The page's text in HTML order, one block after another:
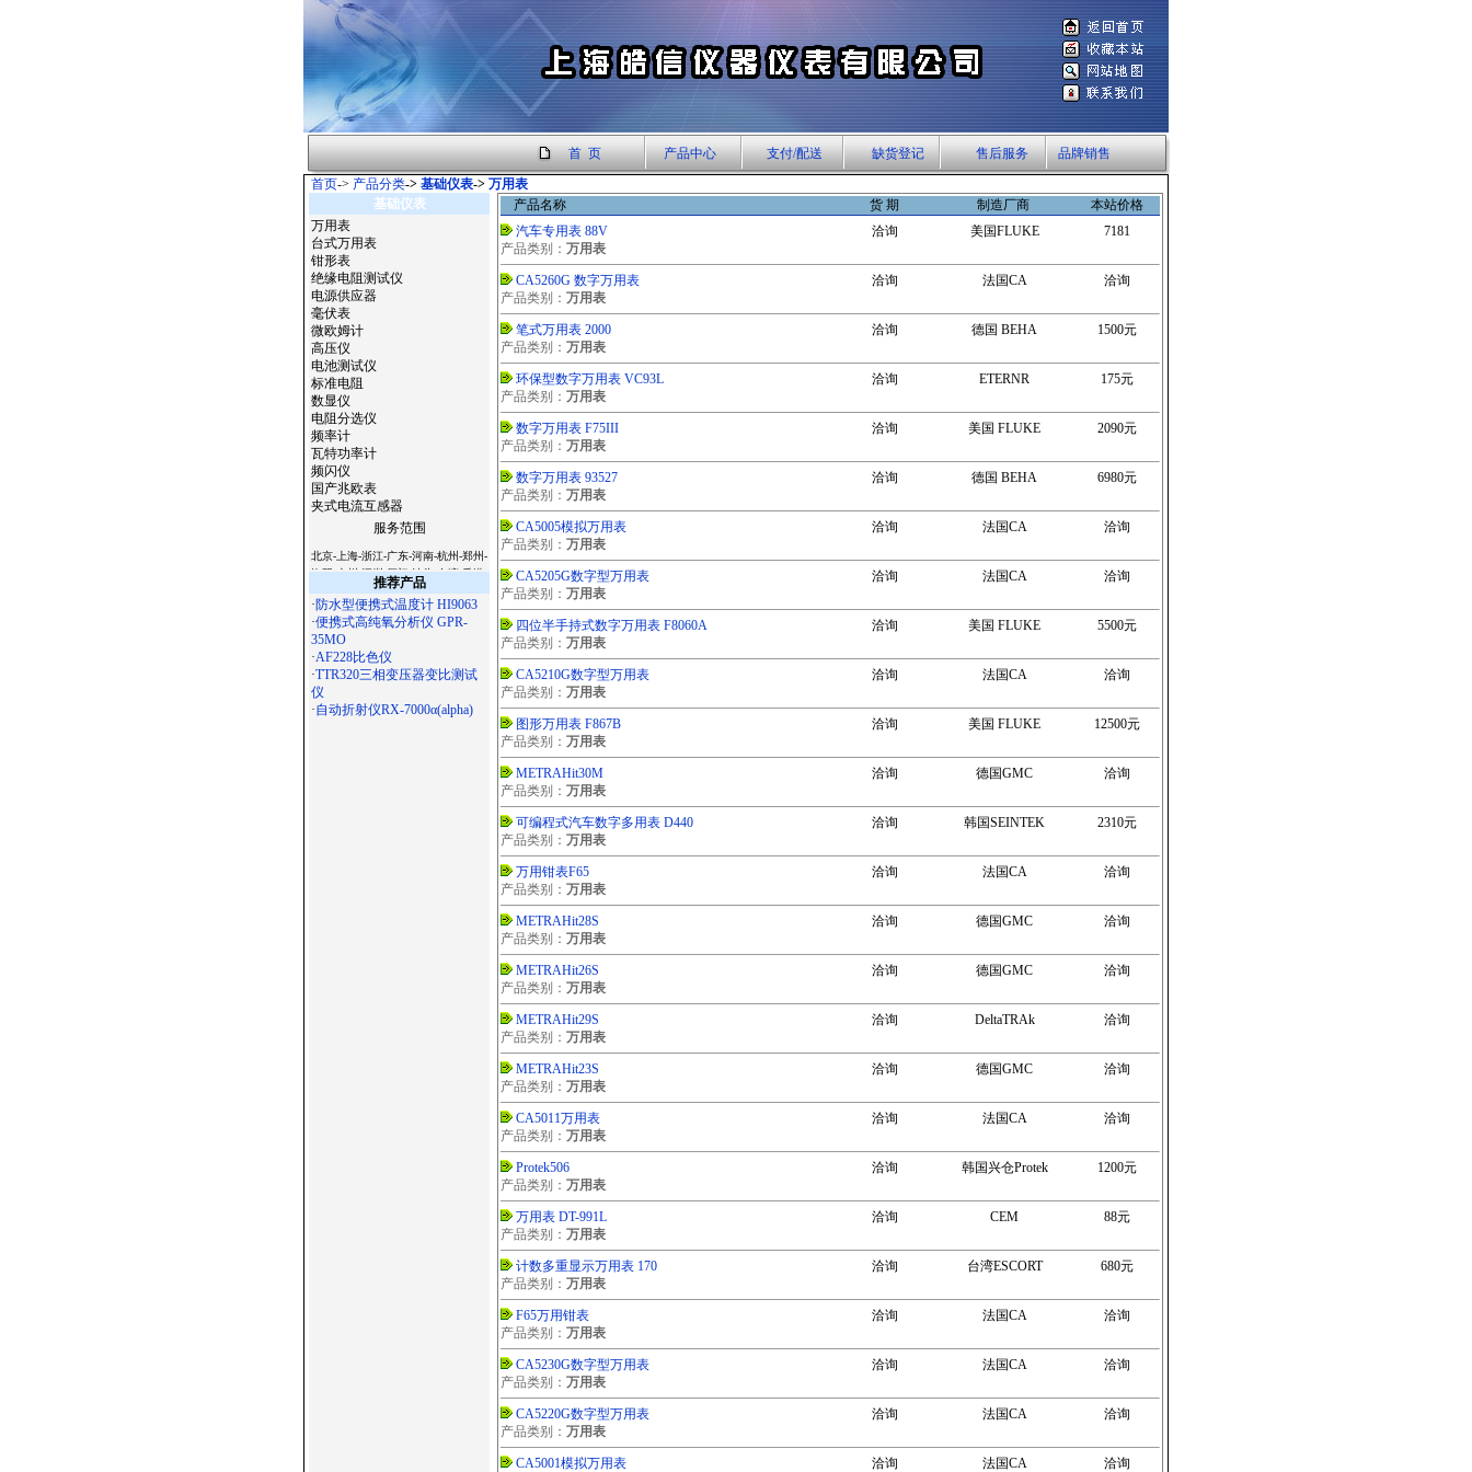
首 页 产品中心 支付/配送 缺货登记 售后服务
品牌销售
首页-> 产品分类-> 基础仪表-> 万用表
基础仪表
万用表
台式万用表
钳形表
绝缘电阻测试仪
电源供应器
毫伏表
微欧姆计
高压仪
电池测试仪
标准电阻
数显仪
电阻分选仪
频率计
瓦特功率计
频闪仪
国产兆欧表
夹式电流互感器
服务范围
北京-上海-浙江-广东-河南-杭州-郑州-
洛阳-广州-深圳-厦门-汕头-台湾-香港-
澳门-天津-西安-宝鸡-杭州-温州-常州-
无锡-苏州-南京-镇江-扬州-南通-合肥-
徐州-常熟-石家庄-太原-呼和浩特-沈
阳-长春-哈尔滨-南京-合肥-福州-南昌-
济南-郑州-武汉-长沙-广州-南宁-海口-
成都-贵阳-昆明-拉萨-西安-兰州-西宁-
银川-乌鲁木齐-杭州-沈阳-长春-哈尔
滨-济南-武汉-广州-南宁-成都 -西安-
推荐产品
·防水型便携式温度计 HI9063
·便携式高纯氧分析仪 GPR-
35MO
·AF228比色仪
·TTR320三相变压器变比测试
仪
·自动折射仪RX-7000α(alpha)
产品名称 货 期 制造厂商
本站价格
汽车专用表 88V
洽询 美国FLUKE
7181
产品类别： 万用表
CA5260G 数字万用表 洽询 法国CA
洽询
产品类别： 万用表
笔式万用表 2000 洽询 德国 BEHA
1500元
产品类别： 万用表
环保型数字万用表 VC93L 洽询 ETERNR
175元
产品类别： 万用表
数字万用表 F75III 洽询 美国 FLUKE
2090元
产品类别： 万用表
数字万用表 93527 洽询 德国 BEHA
6980元
产品类别： 万用表
CA5005模拟万用表 洽询 法国CA
洽询
产品类别： 万用表
CA5205G数字型万用表 洽询 法国CA
洽询
产品类别： 万用表
四位半手持式数字万用表 F8060A 洽询 美国 FLUKE
5500元
产品类别： 万用表
CA5210G数字型万用表 洽询 法国CA
洽询
产品类别： 万用表
图形万用表 F867B 洽询 美国 FLUKE
12500元
产品类别： 万用表
METRAHit30M 洽询 德国GMC
洽询
产品类别： 万用表
可编程式汽车数字多用表 D440 洽询 韩国SEINTEK
2310元
产品类别： 万用表
万用钳表F65 洽询 法国CA
洽询
产品类别： 万用表
METRAHit28S 洽询 德国GMC
洽询
产品类别： 万用表
METRAHit26S 洽询 德国GMC
洽询
产品类别： 万用表
METRAHit29S 洽询 DeltaTRAk
洽询
产品类别： 万用表
METRAHit23S 洽询 德国GMC
洽询
产品类别： 万用表
CA5011万用表 洽询 法国CA
洽询
产品类别： 万用表
Protek506 洽询 韩国兴仓Protek
1200元
产品类别： 万用表
万用表 DT-991L 洽询 CEM
88元
产品类别： 万用表
计数多重显示万用表 170 洽询 台湾ESCORT
680元
产品类别： 万用表
F65万用钳表 洽询 法国CA
洽询
产品类别： 万用表
CA5230G数字型万用表 洽询 法国CA
洽询
产品类别： 万用表
CA5220G数字型万用表 洽询 法国CA
洽询
产品类别： 万用表
CA5001模拟万用表 洽询 法国CA 洽询